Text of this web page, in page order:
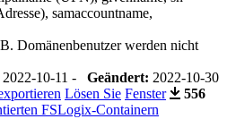
samaccountname,
Domänenbenutzer werden nicht
2022-10-11 - Geändert: 2022-10-30
Lösen Sie Fenster
556
FSLogix-Containern